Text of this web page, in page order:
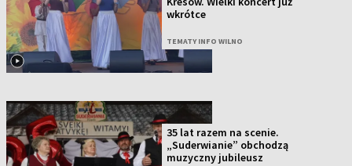
wkrótce
TEMATY INFO WILNO
35 lat razem na scenie.
„Suderwianie” obchodzą
muzyczny jubileusz